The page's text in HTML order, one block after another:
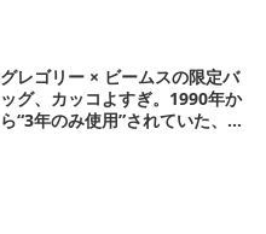
グレゴリー × ビームスの限定バ
ッグ、カッコよすぎ。1990年か
ら“3年のみ使用”されていた、紫